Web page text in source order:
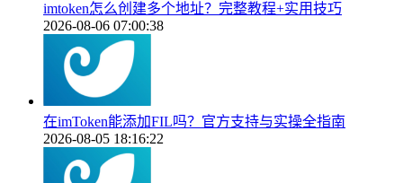
imtoken怎么创建多个地址？完整教程+实用技巧
2026-08-06 07:00:38
在imToken能添加FIL吗？官方支持与实操全指南
2026-08-05 18:16:22